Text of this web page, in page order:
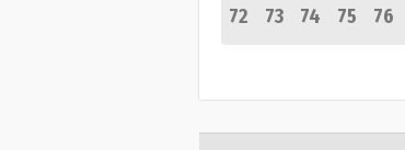
72
73 74 75 76